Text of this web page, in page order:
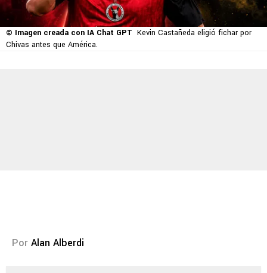
© Imagen creada con IA Chat GPT Kevin Castañeda eligió fichar por
Chivas antes que América.
Por Alan Alberdi